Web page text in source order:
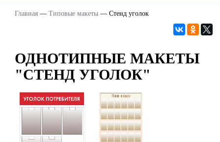
Главная — Типовые макеты — Стенд уголок
ОДНОТИПНЫЕ МАКЕТЫ
"СТЕНД УГОЛОК"